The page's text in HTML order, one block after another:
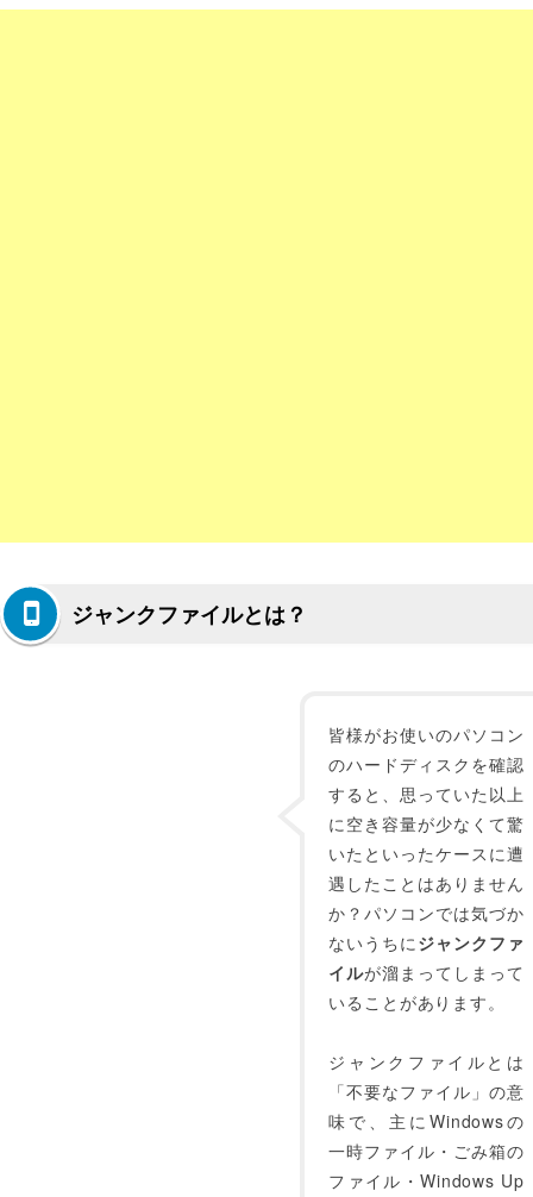
ジャンクファイルとは？
皆様がお使いのパソコン
のハードディスクを確認
すると、思っていた以上
に空き容量が少なくて驚
いたといったケースに遭
遇したことはありません
か？パソコンでは気づか
ないうちにジャンクファ
イルが溜まってしまって
いることがあります。
ジャンクファイルとは
「不要なファイル」の意
味で、主にWindowsの
一時ファイル・ごみ箱の
ファイル・Windows Up